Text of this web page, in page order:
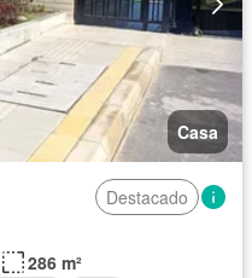
Casa
Destacado
286 m²